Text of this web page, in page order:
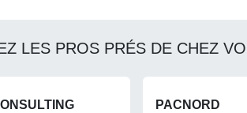
LES PROS PRÉS DE CHEZ
PACNORD